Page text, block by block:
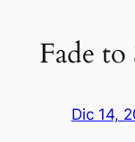
Fade to
Dic 14,